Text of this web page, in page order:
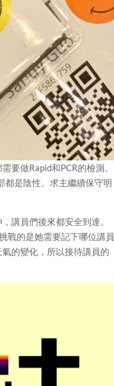
要做Rapid和PCR的檢測。
都是陰性。求主繼續保守明
講員們後來都安全到達。
戰的是她需要記下哪位講員
的變化，所以接待講員的